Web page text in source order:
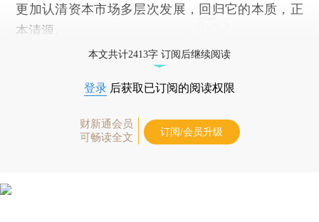
更加认清资本市场多层次发展，回归它的本质，正
本清源。
本文共计2413字 订阅后继续阅读
登录 后获取已订阅的阅读权限
财新通会员
可畅读全文
订阅/会员升级